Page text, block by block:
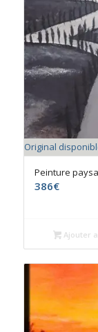
Original
Peinture
386€
Ajouter